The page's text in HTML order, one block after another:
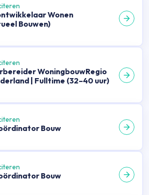
Wonen
Bouwen)
WoningbouwRegio
| Fulltime (32–40 uur)
Bouw
Bouw